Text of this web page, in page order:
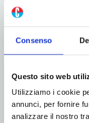
Consenso
Questo sito web
Utilizziamo i cookie
annunci, per fornire
analizzare il nostro